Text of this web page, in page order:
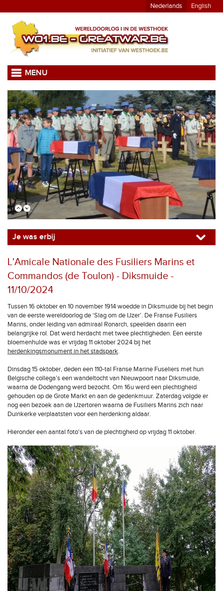
Nederlands English
MENU
Je was erbij
L'Amicale Nationale des Fusiliers Marins et
Commandos (de Toulon) - Diksmuide -
11/10/2024
Tussen 16 oktober en 10 november 1914 woedde in Diksmuide bij het begin
van de eerste wereldoorlog de ‘Slag om de IJzer’. De Franse Fusiliers
Marins, onder leiding van admiraal Ronarch, speelden daarin een
belangrijke rol. Dat werd herdacht met twee plechtigheden. Een eerste
bloemenhulde was er vrijdag 11 oktober 2024 bij het
herdenkingsmonument in het stadspark.
Dinsdag 15 oktober, deden een 110-tal Franse Marine Fuseliers met hun
Belgische collega’s een wandeltocht van Nieuwpoort naar Diksmuide,
waarna de Dodengang werd bezocht. Om 16u werd een plechtigheid
gehouden op de Grote Markt en aan de gedenkmuur. Zaterdag volgde er
nog een bezoek aan de IJzertoren waarna de Fusiliers Marins zich naar
Duinkerke verplaatsten voor een herdenking aldaar.
Hieronder een aantal foto's van de plechtigheid op vrijdag 11 oktober.